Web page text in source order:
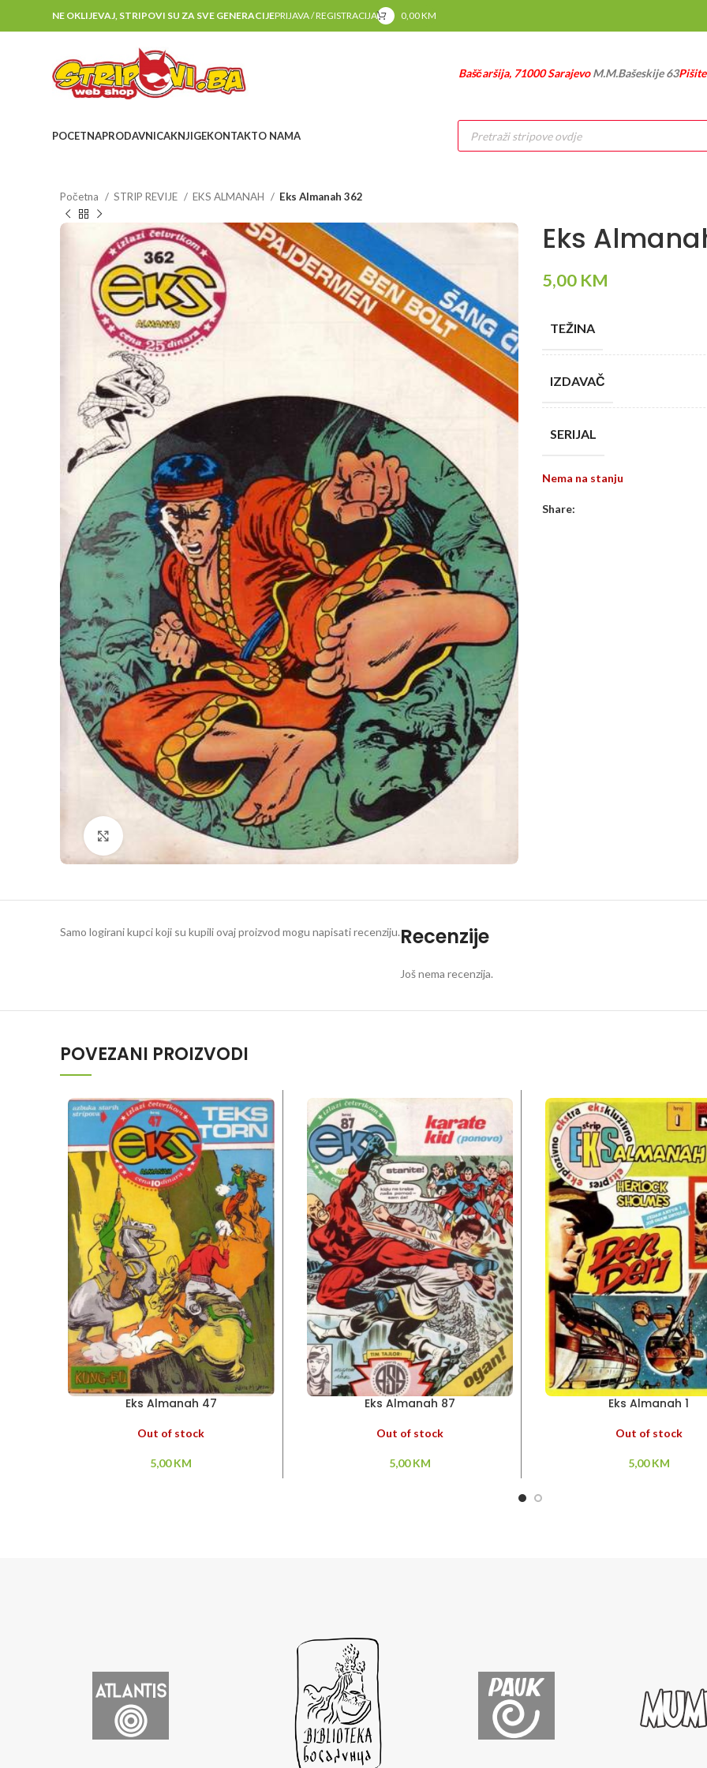
NE OKLIJEVAJ, STRIPOVI SU ZA SVE GENERACIJEPRIJAVA / REGISTRACIJA 0,00KM
Baščaršija, 71000 SarajevoM.M.Bašeskije 63
POCETNAPRODAVNICAKNJIGEKONTAKTO NAMA
Products
search
Početna STRIP REVIJE EKS ALMANAH Eks Almanah 362
Klikni da povečaš
Eks
5,00 KM
TEŽINA
IZDAVAČ
SERIJAL
Nema na stanju
Share:
Recenzije
Još nema recenzija.
Samo logirani kupci koji su kupili ovaj proizvod mogu napisati recenziju.
POVEZANI PROIZVODI
Eks Almanah 47
Out of stock
5,00KM
Eks Almanah 87
Out of stock
5,00KM
Eks Almanah 1
Out of stock
5,00KM